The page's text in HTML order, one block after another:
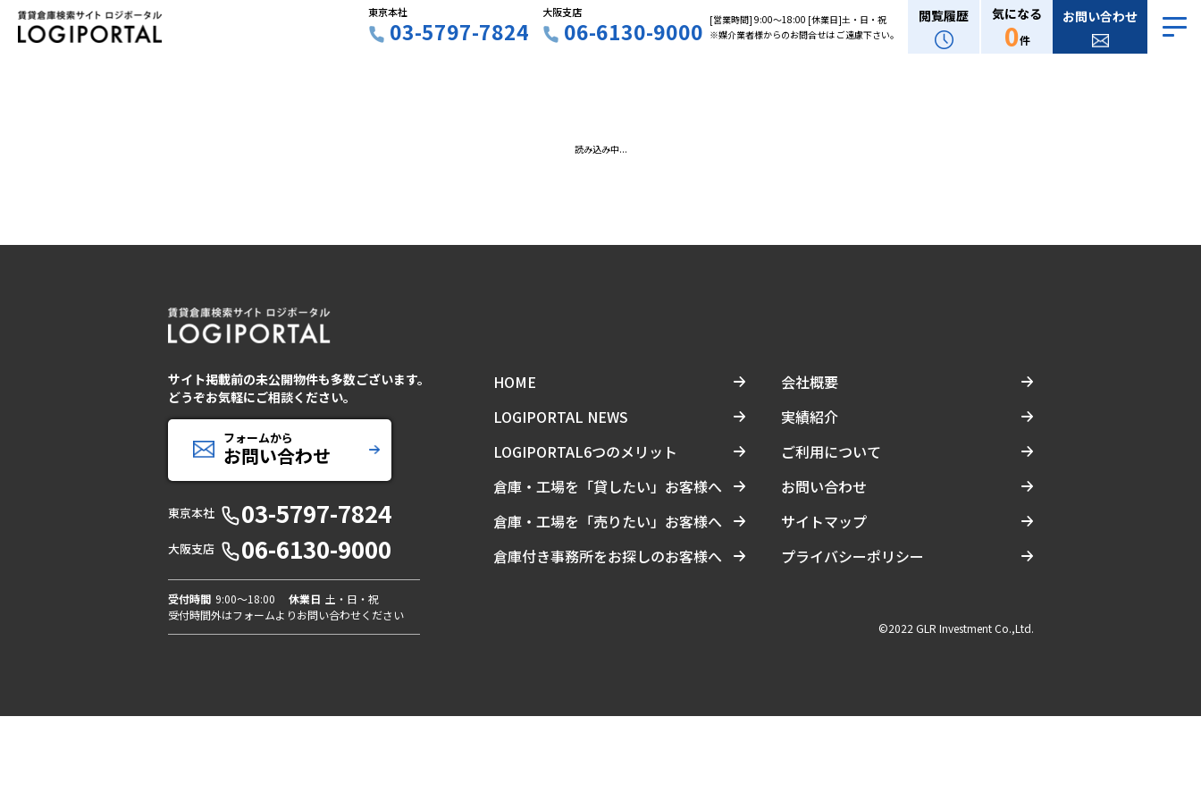
東京本社
03-5797-7824
大阪支店
06-6130-9000 [営業時間] 9:00〜18:00 [休業日]土・日・祝
※媒介業者様からのお問合せは ご遠慮下さい。
閲覧履歴 気になる
0件
お問い合わせ
読み込み中...
サイト掲載前の未公開物件も多数ございます。
どうぞお気軽にご相談ください。
フォームから
お問い合わせ
東京本社 03-5797-7824
大阪支店 06-6130-9000
受付時間 9:00〜18:00 休業日 土・日・祝
受付時間外はフォームよりお問い合わせください
HOME
LOGIPORTAL NEWS
LOGIPORTAL6つのメリット
倉庫・工場を「貸したい」お客様へ
倉庫・工場を「売りたい」お客様へ
倉庫付き事務所をお探しのお客様へ
会社概要
実績紹介
ご利用について
お問い合わせ
サイトマップ
プライバシーポリシー
©2022 GLR Investment Co.,Ltd.